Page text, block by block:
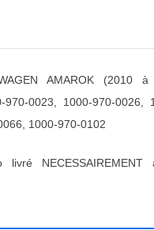
AMAROK
970-0023, 1000-970-
1000-970-0102
livré